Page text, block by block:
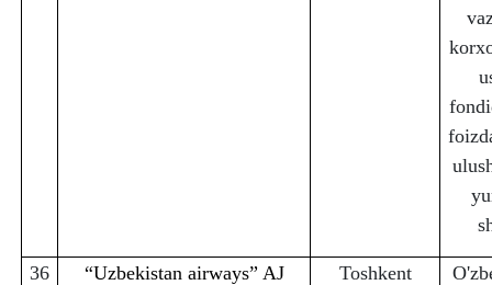
36 “Uzbekistan airways” AJ
Toshkent